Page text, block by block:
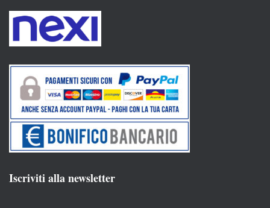
Iscriviti alla newsletter